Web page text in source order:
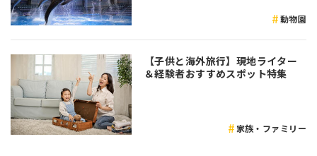
動物園
【子供と海外旅行】現地ライター
＆経験者おすすめスポット特集
家族・ファミリー